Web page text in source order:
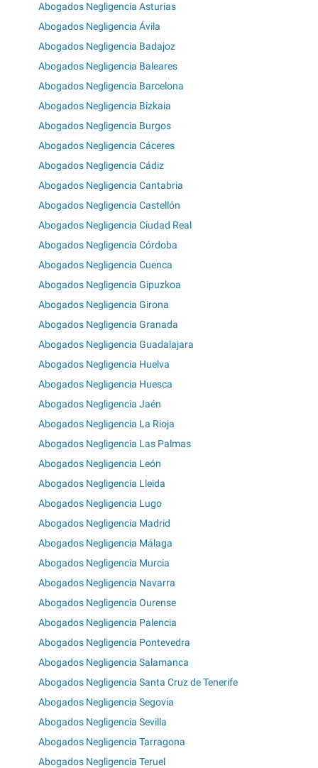
Abogados Negligencia Asturias
Abogados Negligencia Ávila
Abogados Negligencia Badajoz
Abogados Negligencia Baleares
Abogados Negligencia Barcelona
Abogados Negligencia Bizkaia
Abogados Negligencia Burgos
Abogados Negligencia Cáceres
Abogados Negligencia Cádiz
Abogados Negligencia Cantabria
Abogados Negligencia Castellón
Abogados Negligencia Ciudad Real
Abogados Negligencia Córdoba
Abogados Negligencia Cuenca
Abogados Negligencia Gipuzkoa
Abogados Negligencia Girona
Abogados Negligencia Granada
Abogados Negligencia Guadalajara
Abogados Negligencia Huelva
Abogados Negligencia Huesca
Abogados Negligencia Jaén
Abogados Negligencia La Rioja
Abogados Negligencia Las Palmas
Abogados Negligencia León
Abogados Negligencia Lleida
Abogados Negligencia Lugo
Abogados Negligencia Madrid
Abogados Negligencia Málaga
Abogados Negligencia Murcia
Abogados Negligencia Navarra
Abogados Negligencia Ourense
Abogados Negligencia Palencia
Abogados Negligencia Pontevedra
Abogados Negligencia Salamanca
Abogados Negligencia Santa Cruz de Tenerife
Abogados Negligencia Segovia
Abogados Negligencia Sevilla
Abogados Negligencia Tarragona
Abogados Negligencia Teruel